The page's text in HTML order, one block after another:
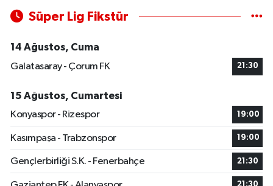
Süper Lig Fikstür
14 Ağustos, Cuma
Galatasaray - Çorum FK
21:30
15 Ağustos, Cumartesi
Konyaspor - Rizespor
19:00
Kasımpaşa - Trabzonspor 19:00
Gençlerbirliği S.K. - Fenerbahçe 21:30